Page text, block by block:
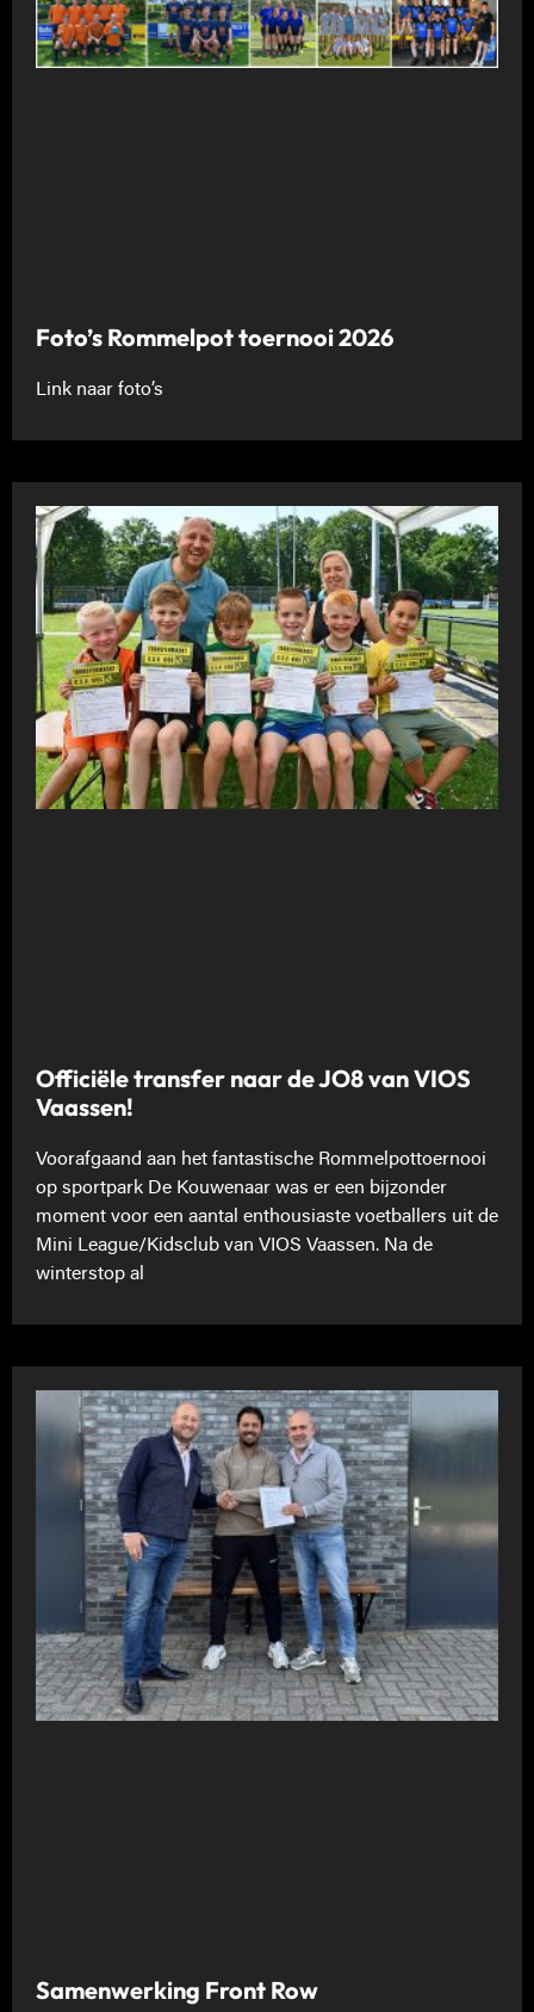
Foto’s Rommelpot toernooi 2026
Link naar foto’s
Officiële transfer naar de JO8 van VIOS
Vaassen!
Voorafgaand aan het fantastische Rommelpottoernooi
op sportpark De Kouwenaar was er een bijzonder
moment voor een aantal enthousiaste voetballers uit de
Mini League/Kidsclub van VIOS Vaassen. Na de
winterstop al
Samenwerking Front Row